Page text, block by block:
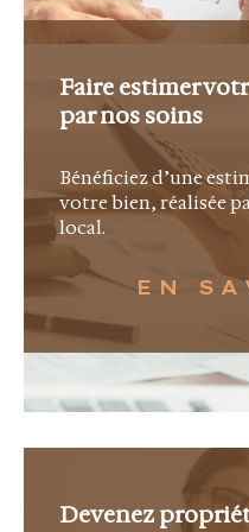
Afin de vous offrir
Canopée Immobilier
et membre actif du
regroupant plus de
dans les Alpes-
collaboration nous
exclusivités auprès
d'acquéreurs qualifiés.
Une agence
l'international
La Côte d'Azur attire
monde entier. Notre
en français, en
Faire estimer
par nos soins
Bénéficiez d’une
votre bien, réalisée
local.
EN
Devenez